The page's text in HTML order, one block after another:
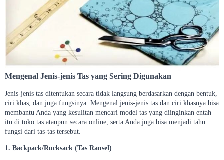
Mengenal Jenis-jenis Tas yang Sering Digunakan
Jenis-jenis tas ditentukan secara tidak langsung berdasarkan dengan bentuk,
ciri khas, dan juga fungsinya. Mengenal jenis-jenis tas dan ciri khasnya bisa
membantu Anda yang kesulitan mencari model tas yang diinginkan entah
itu di toko tas ataupun secara online, serta Anda juga bisa menjadi tahu
fungsi dari tas-tas tersebut.
1. Backpack/Rucksack (Tas Ransel)